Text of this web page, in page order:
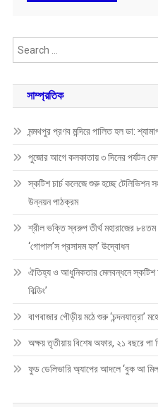
সাম্প্রতিক
মন্মথপুর প্রণব মন্দিরে পালিত হল ডা:
পুজোর আগে কলকাতায় ৩ দিনের পর্যটন
স্কটিশ চার্চ কলেজে শুরু হচ্ছে টেলিভিশন
উন্নয়ন পাঠক্রম
শ্রীল ভক্তি স্বরুপ তীর্থ মহারাজের ৮৪তম
‘গোপাল’স প্রসাদম হল’ উদ্বোধন
ঐতিহ্য ও আধুনিকতার মেলবন্ধনে স্কটিশ
বিল্ডিং’
বাগবাজার গৌড়ীয় মঠে শুরু ‘চন্দনযাত্রা’
অক্ষয় তৃতীয়ায় বিশেষ অফার, ২১ বছরে পা
ফুড ডেলিভারি অ্যাপের আদলে ‘বুক আ